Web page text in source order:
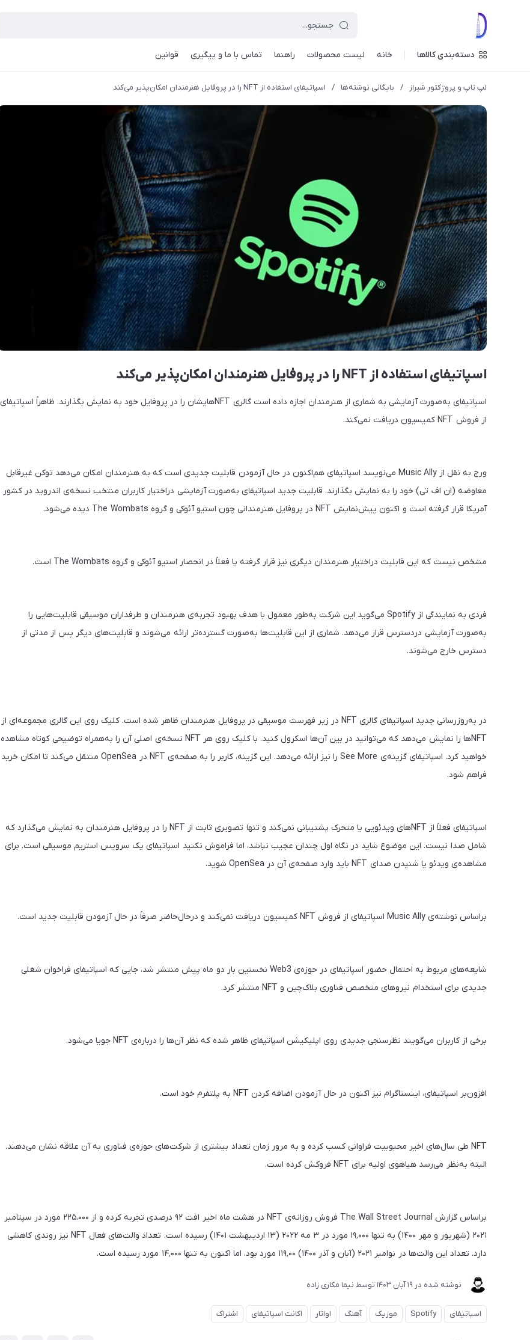
دسته‌بندی کالاها خانه لیست محصولات راهنما تماس با ما و پیگیری قوانین
لپ تاپ و پروژکتور شیراز / بایگانی نوشته‌ها / اسپاتیفای استفاده از NFT را در پروفایل هنرمندان امکان‌پذیر می‌کند
اسپاتیفای استفاده از NFT را در پروفایل هنرمندان امکان‌پذیر می‌کند
اسپاتیفای به‌صورت آزمایشی به شماری از هنرمندان اجازه داده است گالری NFTهایشان را در پروفایل خود به نمایش بگذارند. ظاهراً اسپاتیفای
از فروش NFT کمیسیون دریافت نمی‌کند.
ورج به نقل از Music Ally می‌نویسد اسپاتیفای هم‌اکنون در حال آزمودن قابلیت جدیدی است که به هنرمندان امکان می‌دهد توکن غیرقابل
معاوضه (ان اف تی) خود را به نمایش بگذارند. قابلیت جدید اسپاتیفای به‌صورت آزمایشی دراختیار کاربران منتخب نسخه‌ی اندروید در کشور
آمریکا قرار گرفته است و اکنون پیش‌نمایش NFT در پروفایل هنرمندانی چون استیو آئوکی و گروه The Wombats دیده می‌شود.
مشخص نیست که این قابلیت دراختیار هنرمندان دیگری نیز قرار گرفته یا فعلاً در انحصار استیو آئوکی و گروه The Wombats است.
فردی به نمایندگی از Spotify می‌گوید این شرکت به‌طور معمول با هدف بهبود تجربه‌ی هنرمندان و طرفداران موسیقی قابلیت‌هایی را
به‌صورت آزمایشی دردسترس قرار می‌دهد. شماری از این قابلیت‌ها به‌صورت گسترده‌تر ارائه می‌شوند و قابلیت‌های دیگر پس از مدتی از
دسترس خارج می‌شوند.
در به‌روزرسانی جدید اسپاتیفای گالری NFT در زیر فهرست موسیقی در پروفایل هنرمندان ظاهر شده است. کلیک روی این گالری مجموعه‌ای از
NFTها را نمایش می‌دهد که می‌توانید در بین آن‌ها اسکرول کنید. با کلیک روی هر NFT نسخه‌ی اصلی آن را به‌همراه توضیحی کوتاه مشاهده
خواهید کرد. اسپاتیفای گزینه‌ی See More را نیز ارائه می‌دهد. این گزینه، کاربر را به صفحه‌ی NFT در OpenSea منتقل می‌کند تا امکان خرید
فراهم شود.
اسپاتیفای فعلاً از NFTهای ویدئویی یا متحرک پشتیبانی نمی‌‌کند و تنها تصویری ثابت از NFT را در پروفایل هنرمندان به نمایش می‌گذارد که
شامل صدا نیست. این موضوع شاید در نگاه اول چندان عجیب نباشد، اما فراموش نکنید اسپاتیفای یک سرویس استریم موسیقی است. برای
مشاهده‌ی ویدئو یا شنیدن صدای NFT باید وارد صفحه‌ی آن در OpenSea شوید.
براساس نوشته‌ی Music Ally اسپاتیفای از فروش NFT کمیسیون دریافت نمی‌کند و درحال‌حاضر صرفاً در حال آزمودن قابلیت جدید است.
شایعه‌های مربوط به احتمال حضور اسپاتیفای در حوزه‌ی Web3 نخستین بار دو ماه پیش منتشر شد، جایی که اسپاتیفای فراخوان شغلی
جدیدی برای استخدام نیروهای متخصص فناوری بلاک‌چین و NFT منتشر کرد.
برخی از کاربران می‌گویند نظرسنجی جدیدی روی اپلیکیشن اسپاتیفای ظاهر شده که نظر آن‌ها را درباره‌ی NFT جویا می‌شود.
افزون‌بر اسپاتیفای، اینستاگرام نیز اکنون در حال آزمودن اضافه کردن NFT به پلتفرم خود است.
NFT طی سال‌های اخیر محبوبیت فراوانی کسب کرده و به مرور زمان تعداد بیشتری از شرکت‌های حوزه‌ی فناوری به آن علاقه نشان می‌دهند.
البته به‌نظر می‌رسد هیاهوی اولیه برای NFT فروکش کرده است.
براساس گزارش The Wall Street Journal فروش روزانه‌ی NFT در هشت ماه اخیر افت ۹۲ درصدی تجربه کرده و از ۲۲۵،۰۰۰ مورد در سپتامبر
۲۰۲۱ (شهریور و مهر ۱۴۰۰) به تنها ۱۹٬۰۰۰ مورد در ۳ مه ۲۰۲۲ (۱۳ اردیبهشت ۱۴۰۱) رسیده است. تعداد والت‌های فعال NFT نیز روندی کاهشی
دارد. تعداد این والت‌ها در نوامبر ۲۰۲۱‌ (آبان و آذر ۱۴۰۰) ۱۱۹٬۰۰ مورد بود، اما اکنون به تنها ۱۴٬۰۰۰ مورد رسیده است.
نوشته شده در 19 آبان 1403 توسط نیما مکاری زاده
اسپاتیفای Spotify موزیک آهنگ اواتار اکانت اسپاتیفای اشتراک